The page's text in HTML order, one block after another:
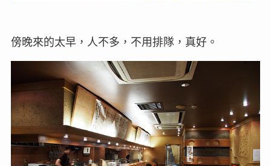
傍晚來的太早，人不多，不用排隊，真好。